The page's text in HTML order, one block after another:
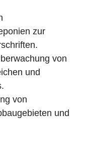
zur
von
und
von
und